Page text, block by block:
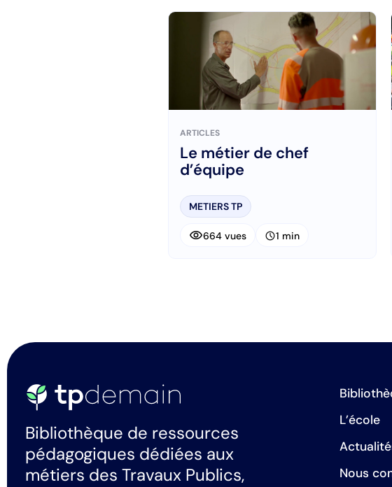
ARTICLES
Le métier de chef
d’équipe
METIERS TP
visibility664 vues schedule1 min
Bibliothèque de ressources
pédagogiques dédiées aux
métiers des Travaux Publics,
L’école
Nous